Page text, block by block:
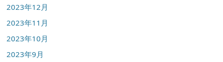
2023年12月
2023年11月
2023年10月
2023年9月